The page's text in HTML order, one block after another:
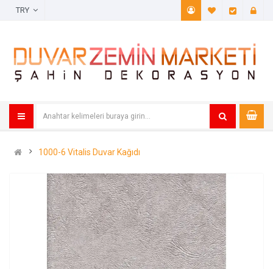
A. Listem
1000-6 Vitalis Duvar Kağıdı